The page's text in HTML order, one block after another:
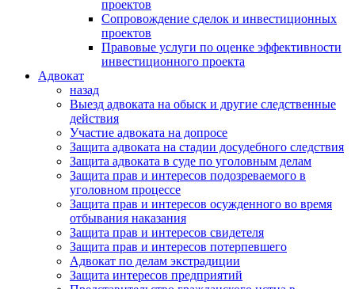
проектов
Сопровождение сделок и инвестиционных
проектов
Правовые услуги по оценке эффективности
инвестиционного проекта
Адвокат
назад
Выезд адвоката на обыск и другие следственные
действия
Участие адвоката на допросе
Защита адвоката на стадии досудебного следствия
Защита адвоката в суде по уголовным делам
Защита прав и интересов подозреваемого в
уголовном процессе
Защита прав и интересов осужденного во время
отбывания наказания
Защита прав и интересов свидетеля
Защита прав и интересов потерпевшего
Адвокат по делам экстрадиции
Защита интересов предприятий